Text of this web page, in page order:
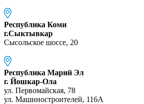
Республика Коми
г.Сыктывкар
Сысольское шоссе, 20
Республика Марий Эл
г. Йошкар-Ола
ул. Первомайская, 78
ул. Машиностроителей, 116A